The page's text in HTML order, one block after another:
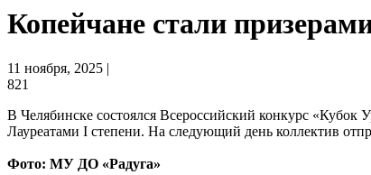
Копейчане стали
11 ноября, 2025 |
821
В Челябинске состоялся Всероссийский конкурс
Лауреатами I степени. На следующий день коллектив
Фото: МУ ДО «Радуга»